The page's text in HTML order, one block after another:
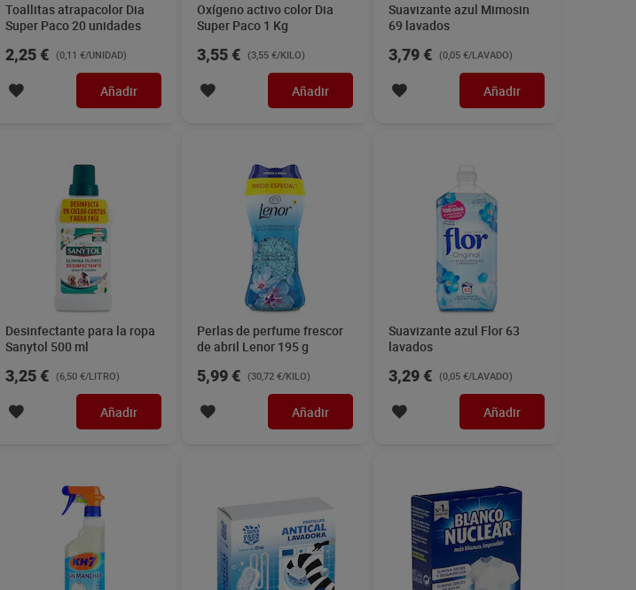
Toallitas atrapacolor Dia
Super Paco 20 unidades
2,25 € (0,11 €/UNIDAD)
Añadir
Oxígeno activo color Dia
Super Paco 1 Kg
3,55 € (3,55 €/KILO)
Añadir
Suavizante azul Mimosin
69 lavados
3,79 € (0,05 €/LAVADO)
Añadir
Desinfectante para la ropa
Sanytol 500 ml
3,25 € (6,50 €/LITRO)
Añadir
Perlas de perfume frescor
de abril Lenor 195 g
5,99 € (30,72 €/KILO)
Añadir
Suavizante azul Flor 63
lavados
3,29 € (0,05 €/LAVADO)
Añadir